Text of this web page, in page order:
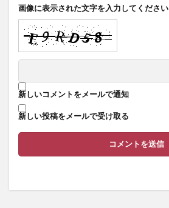
画像に表示された文字を入力してください
新しいコメントをメールで通知
新しい投稿をメールで受け取る